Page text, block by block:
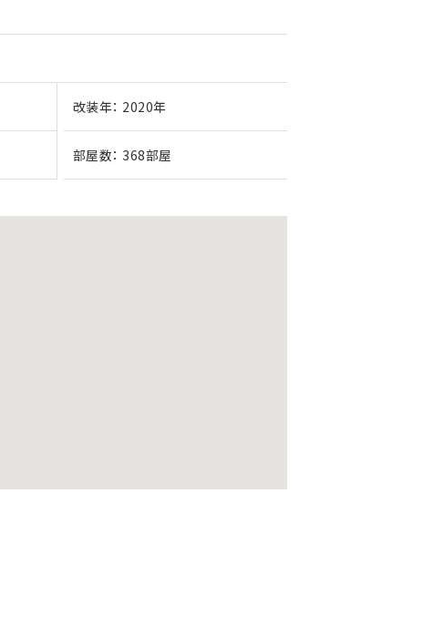
改装年： 2020年
部屋数： 368部屋